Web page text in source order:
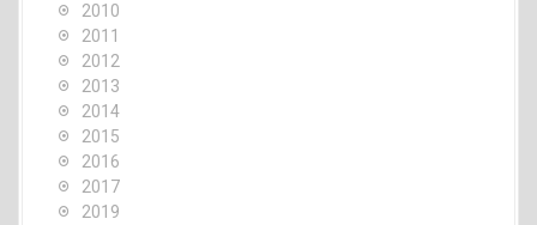
2010
2011
2012
2013
2014
2015
2016
2017
2019